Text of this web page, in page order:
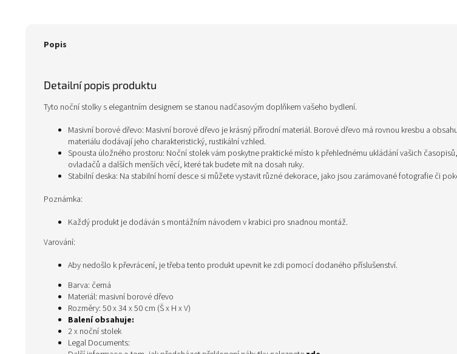
Popis
Detailní popis produktu
Tyto noční stolky s elegantním designem se stanou nadčasovým doplňkem vašeho bydlení.
Masivní borové dřevo: Masivní borové dřevo je krásný přírodní materiál. Borové dřevo má rovnou kresbu a
materiálu dodávají jeho charakteristický, rustikální vzhled.
Spousta úložného prostoru: Noční stolek vám poskytne praktické místo k přehlednému ukládání vašich
ovladačů a dalších menších věcí, které tak budete mít na dosah ruky.
Stabilní deska: Na stabilní horní desce si můžete vystavit různé dekorace, jako jsou zarámované fotografie či
Poznámka:
Každý produkt je dodáván s montážním návodem v krabici pro snadnou montáž.
Varování:
Aby nedošlo k převrácení, je třeba tento produkt upevnit ke zdi pomocí dodaného příslušenství.
Barva: černá
Materiál: masivní borové dřevo
Rozměry: 50 x 34 x 50 cm (Š x H x V)
Balení obsahuje:
2 x noční stolek
Legal Documents: